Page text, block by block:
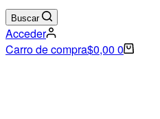
Buscar
Acceder
Carro de compra$0,00 0